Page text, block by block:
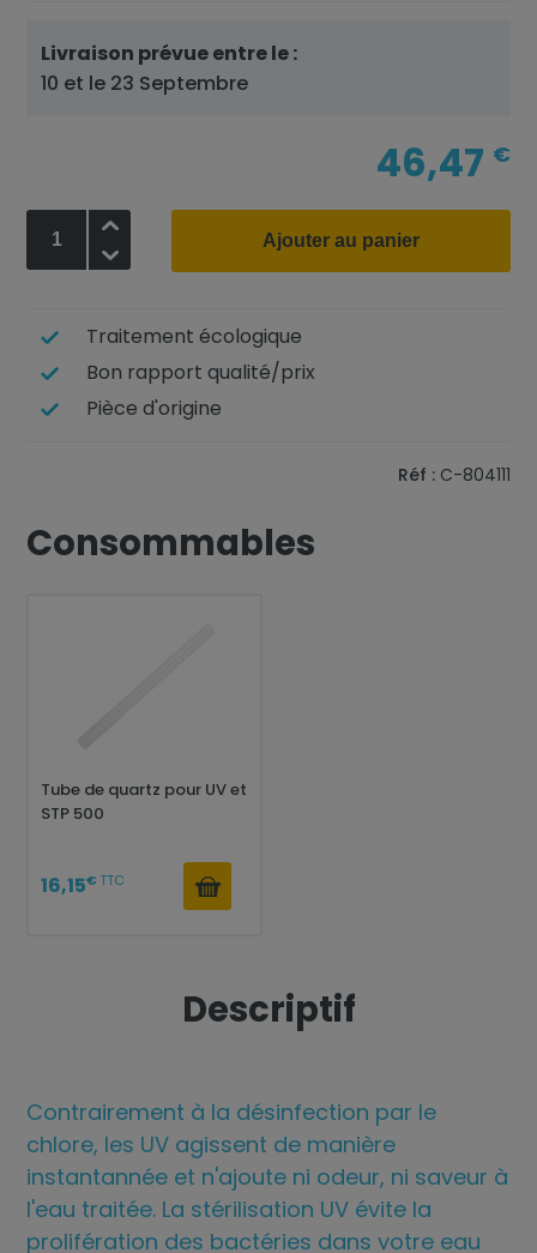
Livraison prévue entre le :
10 et le 23 Septembre
46,47 €
Ajouter au panier
Traitement écologique
Bon rapport qualité/prix
Pièce d'origine
Réf : C-804111
Consommables
Tube de quartz pour UV et
STP 500
16,15€ TTC
Descriptif
Contrairement à la désinfection par le
chlore, les UV agissent de manière
instantannée et n'ajoute ni odeur, ni saveur à
l'eau traitée. La stérilisation UV évite la
prolifération des bactéries dans votre eau